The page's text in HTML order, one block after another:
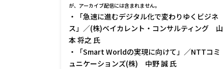
が、アーカイブ配信には含まれません。
・「急速に進むデジタル化で変わりゆくビジネ
ス」／(株)ベイカレント・コンサルティング 山
本 将之 氏
・「Smart Worldの実現に向けて」／NTTコミ
ュニケーションズ(株) 中野 誠 氏